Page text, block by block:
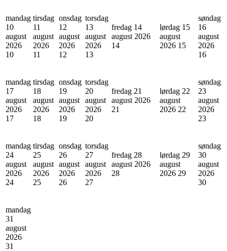
mandag
10
august
2026
10
tirsdag
11
august
2026
11
onsdag
12
august
2026
12
torsdag
13
august
2026
13
fredag 14
august 2026
14
lørdag 15
august
2026 15
søndag
16
august
2026
16
mandag
17
august
2026
17
tirsdag
18
august
2026
18
onsdag
19
august
2026
19
torsdag
20
august
2026
20
fredag 21
august 2026
21
lørdag 22
august
2026 22
søndag
23
august
2026
23
mandag
24
august
2026
24
tirsdag
25
august
2026
25
onsdag
26
august
2026
26
torsdag
27
august
2026
27
fredag 28
august 2026
28
lørdag 29
august
2026 29
søndag
30
august
2026
30
mandag
31
august
2026
31